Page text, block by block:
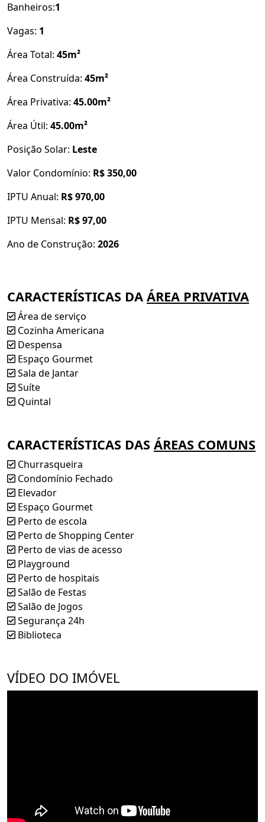
Tipo A – 45,61 m²: 316 unidades
2 Quartos (sendo 1 Suíte Reversível)
Cozinha Americana
Vagas de Garagem:
114 para carros (06 para idosos | 12 acessíveis | 96
06 para visitantes
Área de Lazer Completa:
Salão de festas com churrasqueira
Fitness ao ar livre
Playground infantil
Petplace
Bicicletário
Redário
Gás encanado individualizado
Cronograma de Entrega:
Fase 01 – Blocos A a H (160 aptos): 30/11/2025
Fase 02 – Blocos I a R (192 aptos): 30/04/2026
Quer saber mais? Agende sua visita agora mesmo!
Aproveite condições especiais de lançamento.
Banheiros:1
Vagas: 1
Área Total: 45m²
Área Construída: 45m²
Área Privativa: 45.00m²
Área Útil: 45.00m²
Posição Solar: Leste
Valor Condomínio: R$ 350,00
IPTU Anual: R$ 970,00
IPTU Mensal: R$ 97,00
Ano de Construção: 2026
CARACTERÍSTICAS DA ÁREA PRIVATIVA
Área de serviço
Cozinha Americana
Despensa
Espaço Gourmet
Sala de Jantar
Suíte
Quintal
CARACTERÍSTICAS DAS ÁREAS COMUNS
Churrasqueira
Condomínio Fechado
Elevador
Espaço Gourmet
Perto de escola
Perto de Shopping Center
Perto de vias de acesso
Playground
Perto de hospitais
Salão de Festas
Salão de Jogos
Segurança 24h
Biblioteca
VÍDEO DO IMÓVEL